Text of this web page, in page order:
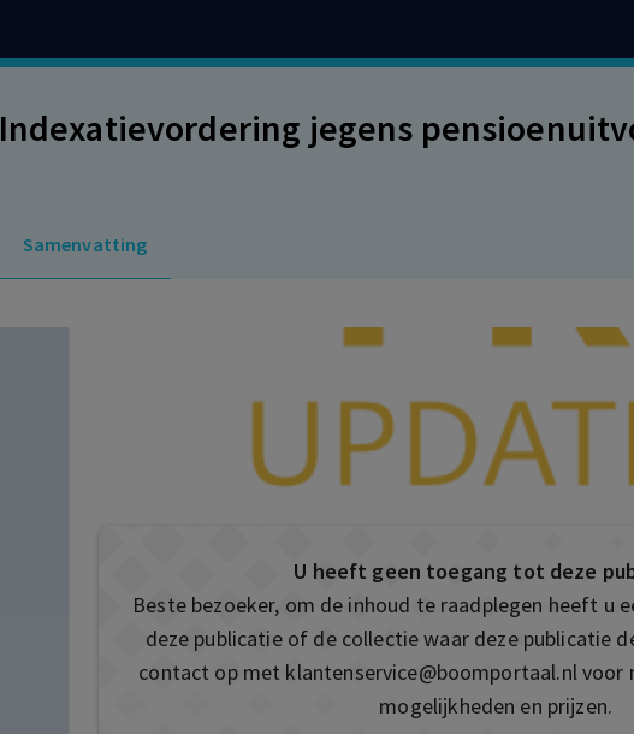
Indexatievordering jegens
Samenvatting
U heeft geen toegang tot deze
Beste bezoeker, om de inhoud te raadplegen heeft u
deze publicatie of de collectie waar deze publicatie
contact op met klantenservice@boomportaal.nlvoor
mogelijkheden en prijzen.